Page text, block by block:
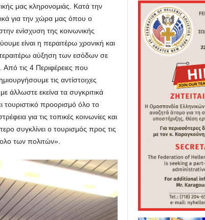
μας κληρονομιάς. Κατά την
για την χώρα μας όπου ο
ενίσχυση της κοινωνικής
είναι η περαιτέρω χρονική και
αύξηση των εσόδων σε
Από τις 4 Περιφέρειες που
τις αντίστοιχες
άλλωστε εκείνα τα συγκριτικά
προορισμό όλο το
για τις τοπικές κοινωνίες και
συγκλίνει ο τουρισμός προς τις
των πολιτών».